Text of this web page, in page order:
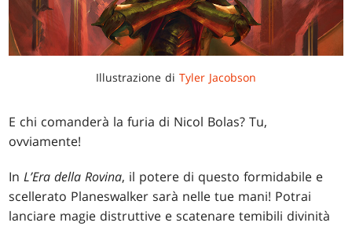
Illustrazione di Tyler Jacobson
E chi comanderà la furia di Nicol Bolas? Tu,
ovviamente!
InL’Era della Rovina, il potere di questo formidabile e
scellerato Planeswalker sarà nelle tue mani! Potrai
lanciare magie distruttive e scatenare temibili divinità